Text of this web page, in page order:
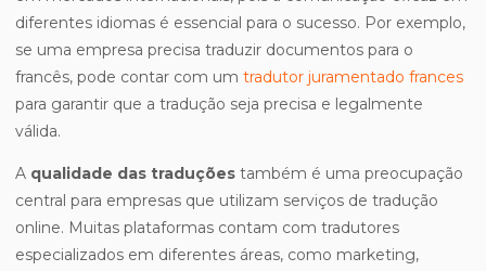
diferentes idiomas é essencial para o sucesso. Por exemplo,
se uma empresa precisa traduzir documentos para o
francês, pode contar com um tradutor juramentado frances
para garantir que a tradução seja precisa e legalmente
válida.
A qualidade das traduções também é uma preocupação
central para empresas que utilizam serviços de tradução
online. Muitas plataformas contam com tradutores
especializados em diferentes áreas, como marketing,